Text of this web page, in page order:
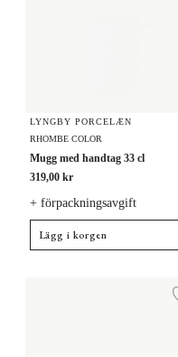
LYNGBY PORCELÆN
RHOMBE COLOR
Mugg med handtag 33 cl
319,00 kr
+ förpackningsavgift
Lägg i korgen